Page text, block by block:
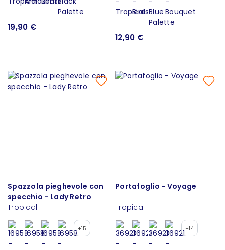
19,90 €
12,90 €
Spazzola pieghevole con
specchio - Lady Retro
Tropical
+15
Portafoglio - Voyage
Tropical
+14